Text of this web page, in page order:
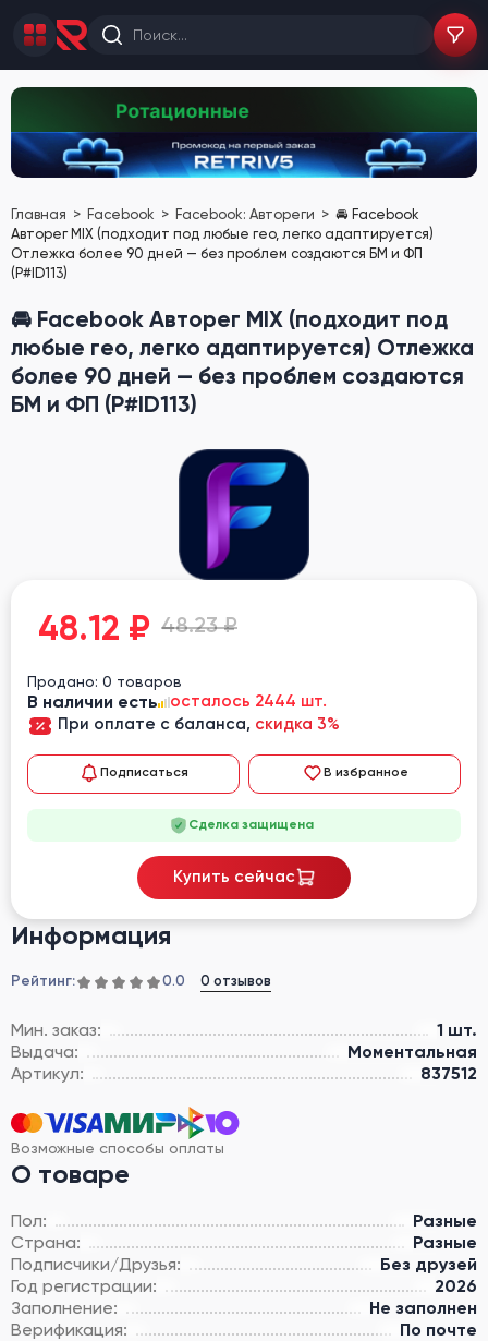
Главная Facebook Facebook: Автореги
🚘 Facebook
Авторег MIX (подходит под любые гео, легко адаптируется)
Отлежка более 90 дней — без проблем создаются БМ и ФП
(P#ID113)
🚘 Facebook Авторег MIX (подходит под
любые гео, легко адаптируется) Отлежка
более 90 дней — без проблем создаются
БМ и ФП (P#ID113)
Информация
Рейтинг: 0.0 0 отзывов
Мин. заказ:
1 шт.
Выдача:
Моментальная
Артикул:
837512
Возможные способы оплаты
О товаре
Пол:
Разные
Страна:
Разные
Подписчики/Друзья:
Без друзей
Год регистрации:
2026
Заполнение:
Не заполнен
Верификация:
По почте
48.12 ₽ 48.23 ₽
Продано: 0 товаров
В наличии есть
осталось 2444 шт.
При оплате с баланса, скидка 3%
Подписаться В избранное
Сделка защищена
Купить сейчас